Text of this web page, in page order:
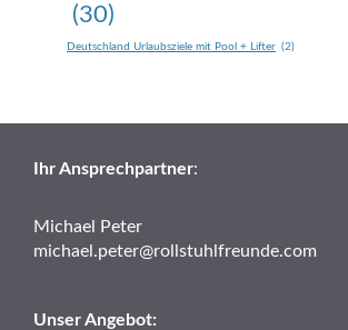
(30)
Deutschland Urlaubsziele mit Pool + Lifter (2)
Ihr Ansprechpartner:
Michael Peter
michael.peter@rollstuhlfreunde.com
Unser Angebot: